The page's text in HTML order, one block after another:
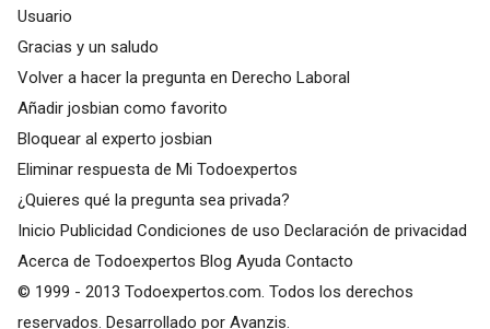
Usuario
Gracias y un saludo
Volver a hacer la pregunta en Derecho Laboral
Añadir josbian como favorito
Bloquear al experto josbian
Eliminar respuesta de Mi Todoexpertos
¿Quieres qué la pregunta sea privada?
Inicio Publicidad Condiciones de uso Declaración de privacidad
Acerca de Todoexpertos Blog Ayuda Contacto
© 1999 - 2013 Todoexpertos.com. Todos los derechos
reservados. Desarrollado por Avanzis.